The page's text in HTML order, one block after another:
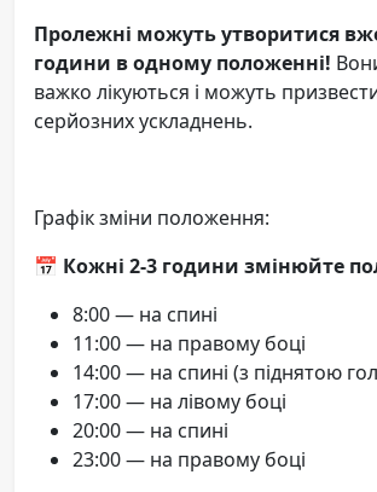
Пролежні можуть утворитися
години в одному положенні!
важко лікуються і можуть
серйозних ускладнень.
Графік зміни положення:
📅 Кожні 2-3 години змінюйте
8:00 — на спині
11:00 — на правому боці
14:00 — на спині (з піднятою
17:00 — на лівому боці
20:00 — на спині
23:00 — на правому боці